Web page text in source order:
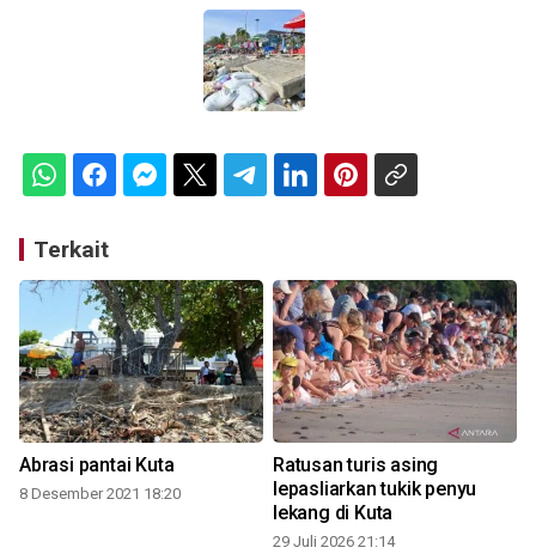
Terkait
Abrasi pantai Kuta
8 Desember 2021 18:20
Ratusan turis asing
lepasliarkan tukik penyu
lekang di Kuta
29 Juli 2026 21:14